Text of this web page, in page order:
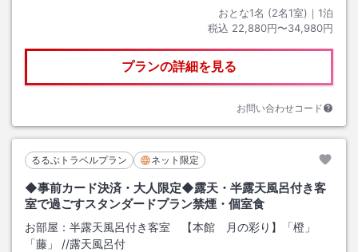
おとな1名 (2名1室)｜ 1泊
税込 22,880円〜34,980円
プランの詳細を見る
お問い合わせコード
るるぶトラベルプラン ネット限定
◆事前カード決済・大人限定◆露天・半露天風呂付き客
室で過ごすスタンダードプラン禁煙・個室食
お部屋： 半露天風呂付き客室 【本館 月の彩り】「橙」
「藤」
//露天風呂付